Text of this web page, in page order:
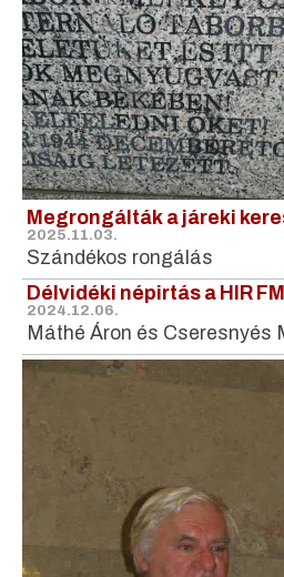
Megrongálták a járeki
2025.11.03.
Szándékos rongálás
Délvidéki népirtás a HIR
2024.12.06.
Máthé Áron és Cseresnyés